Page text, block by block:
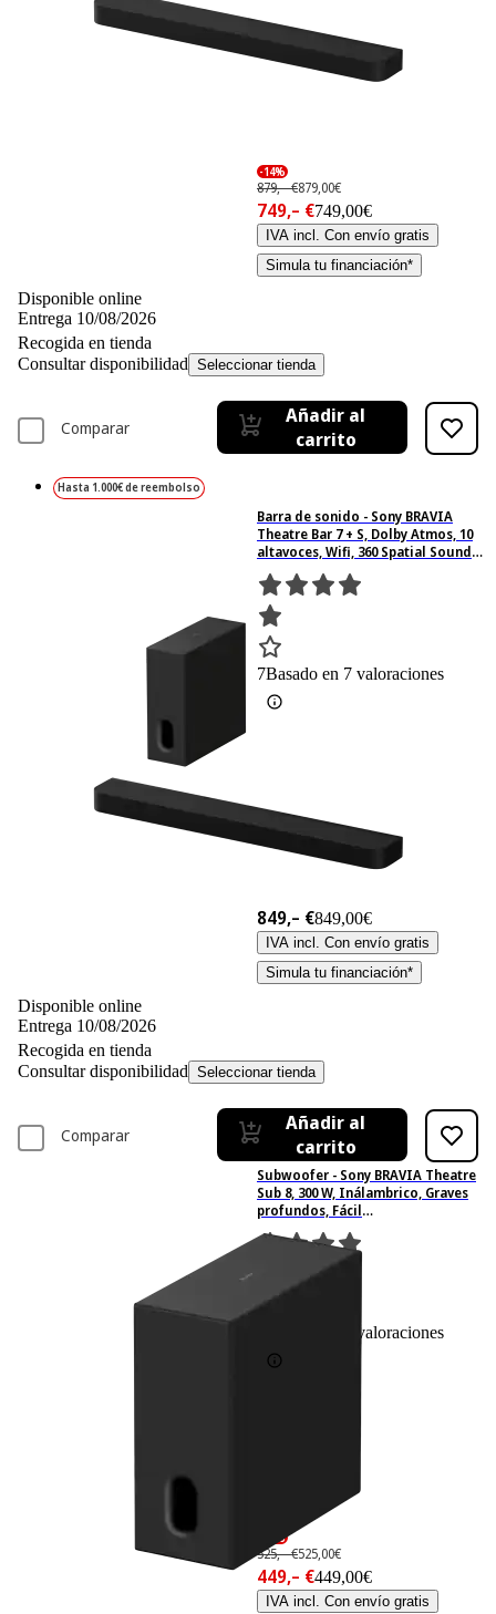
-14%
879,– €879,00€
749,– €749,00€
IVA incl. Con envío gratis
Simula tu financiación*
Disponible online
Entrega 10/08/2026
Recogida en tienda
Consultar disponibilidad Seleccionar tienda
Comparar
Añadir al
carrito
Hasta 1.000€ de reembolso
Barra de sonido - Sony BRAVIA
Theatre Bar 7 + S, Dolby Atmos, 10
altavoces, Wifi, 360 Spatial Sound
Mapping, 505 W, Apple Airplay, HT-
A7100KIT
7Basado en 7 valoraciones
849,– €849,00€
IVA incl. Con envío gratis
Simula tu financiación*
Disponible online
Entrega 10/08/2026
Recogida en tienda
Consultar disponibilidad Seleccionar tienda
Comparar
Añadir al
carrito
Subwoofer - Sony BRAVIA Theatre
Sub 8, 300 W, Inálambrico, Graves
profundos, Fácil
configuración/control, Compacto,
Diseño de 2 posiciones, SW8, Negro
Basado en 4 valoraciones
-14%
525,– €525,00€
449,– €449,00€
IVA incl. Con envío gratis